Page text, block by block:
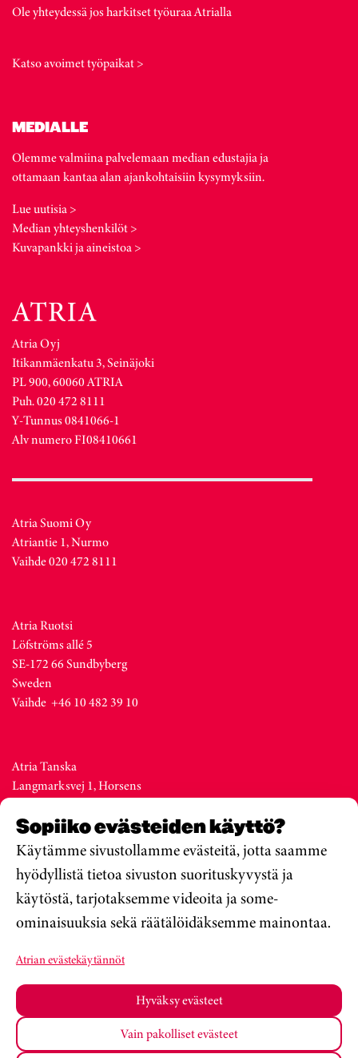
Sopiiko evästeiden käyttö?
Käytämme sivustollamme evästeitä, jotta saamme
hyödyllistä tietoa sivuston suorituskyvystä ja
käytöstä, tarjotaksemme videoita ja some-
ominaisuuksia sekä räätälöidäksemme mainontaa.
Atrian evästekäytännöt
Hyväksy evästeet
Vain pakolliset evästeet
Ole yhteydessä jos harkitset työuraa Atrialla
Katso avoimet työpaikat >
MEDIALLE
Olemme valmiina palvelemaan median edustajia ja
ottamaan kantaa alan ajankohtaisiin kysymyksiin.
Lue uutisia >
Median yhteyshenkilöt >
Kuvapankki ja aineistoa >
Atria Oyj
Itikanmäenkatu 3, Seinäjoki
PL 900, 60060 ATRIA
Puh. 020 472 8111
Y-Tunnus 0841066-1
Alv numero FI08410661
Atria Suomi Oy
Atriantie 1, Nurmo
Vaihde 020 472 8111
Atria Ruotsi
Löfströms allé 5
SE-172 66 Sundbyberg
Sweden
Vaihde +46 10 482 39 10
Atria Tanska
Langmarksvej 1, Horsens
Denmark
Vaihde +45 76 28 25 00
Atria Viro
Metsa str. 19, Valga
Estonia
Vaihde +372 76 79 900